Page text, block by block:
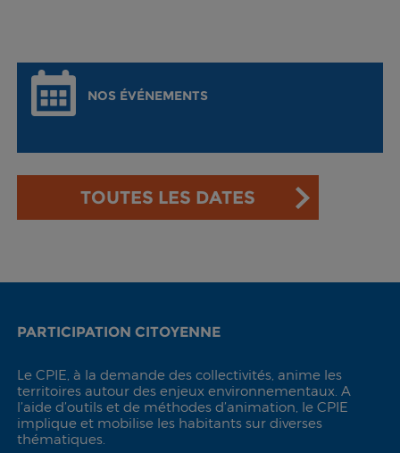
NOS ÉVÉNEMENTS
TOUTES LES DATES
PARTICIPATION CITOYENNE
Le CPIE, à la demande des collectivités, anime les
territoires autour des enjeux environnementaux. A
l’aide d’outils et de méthodes d’animation, le CPIE
implique et mobilise les habitants sur diverses
thématiques.